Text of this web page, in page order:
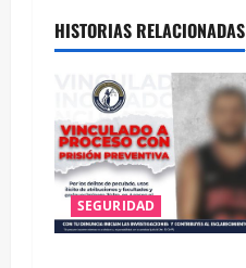
HISTORIAS RELACIONADAS
SEGURIDAD